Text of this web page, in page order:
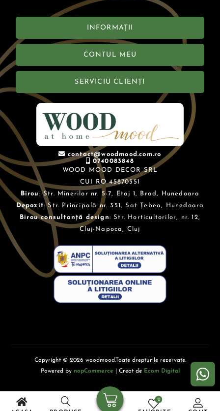
0
INFORMAȚII
CONTUL MEU
SERVICIU CLIENȚI
contact@woodmood.com.ro
0740083848
WOOD MOOD DECOR SRL
CUI RO 45870351
Birou : Str. Minerilor nr. 5-7, Etaj 1, Brad, Hunedoara
Depozit: Str. Principală nr. 351, Sat Țebea, Hunedoara
Birou consultanță design: Str. Horticultorilor, nr. 12,
Cluj-Napoca, Cluj
Copyright © 2026 woodmood.Toate drepturile rezervate.
Powered by nopCommerce | Creat de Ecom Digital